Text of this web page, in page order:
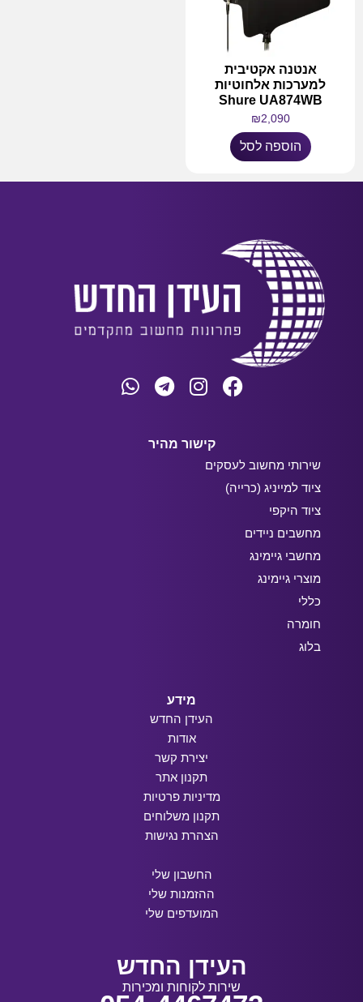
אנטנה אקטיבית
למערכות אלחוטיות
Shure UA874WB
₪2,090
הוספה לסל
קישור מהיר
שירותי מחשוב לעסקים
ציוד למייניג (כרייה)
ציוד היקפי
מחשבים ניידים
מחשבי גיימינג
מוצרי גיימינג
כללי
חומרה
בלוג
מידע
העידן החדש
אודות
יצירת קשר
תקנון אתר
מדיניות פרטיות
תקנון משלוחים
הצהרת נגישות
החשבון שלי
ההזמנות שלי
המועדפים שלי
העידן החדש
שירות לקוחות ומכירות